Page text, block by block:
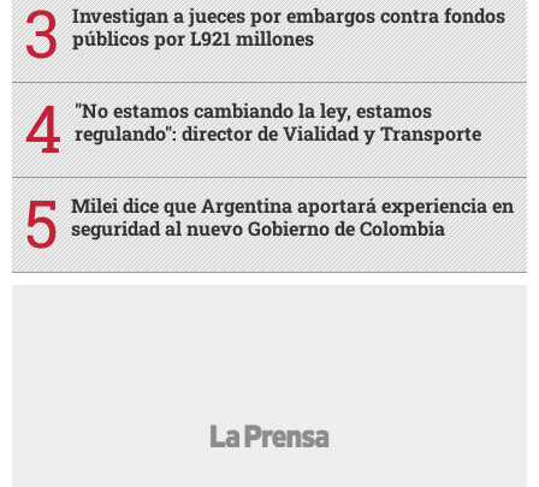
Investigan a jueces por embargos contra fondos
públicos por L921 millones
"No estamos cambiando la ley, estamos
regulando": director de Vialidad y Transporte
Milei dice que Argentina aportará experiencia en
seguridad al nuevo Gobierno de Colombia